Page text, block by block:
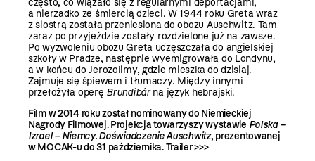
a nierzadko ze śmiercią dzieci. W 1944 roku Greta wraz
z siostrą została przeniesiona do obozu Auschwitz. Tam
zaraz po przyjeździe zostały rozdzielone już na zawsze.
Po wyzwoleniu obozu Greta uczęszczała do angielskiej
szkoły w Pradze, następnie wyemigrowała do Londynu,
a w końcu do Jerozolimy, gdzie mieszka do dzisiaj.
Zajmuje się śpiewem i tłumaczy. Między innymi
przełożyła operę Brundibárna język hebrajski.
Film w 2014 roku został nominowany do Niemieckiej
Nagrody Filmowej. Projekcja towarzyszy wystawie Polska –
Izrael – Niemcy. Doświadczenie Auschwitz, prezentowanej
w MOCAK-u do 31 października.Trailer >>>